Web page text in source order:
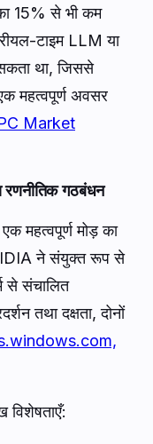
15% से भी कम
रीयल-टाइम LLM या
था, जिससे
महत्वपूर्ण अवसर
Market
गठबंधन
महत्वपूर्ण मोड़ का
ने संयुक्त रूप से
से संचालित
तथा दक्षता, दोनों